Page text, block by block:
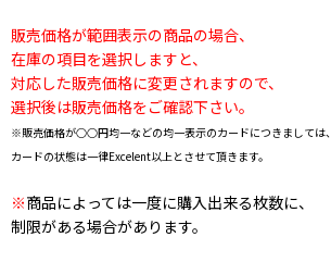
販売価格が範囲表示の商品の場合、
在庫の項目を選択しますと、
対応した販売価格に変更されますので、
選択後は販売価格をご確認下さい。
※販売価格が○○円均一などの均一表示のカードにつきましては、
カードの状態は一律Excelent以上とさせて頂きます。
※商品によっては一度に購入出来る枚数に、
制限がある場合があります。